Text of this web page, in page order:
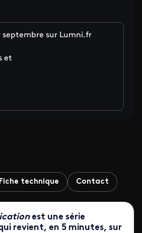
septembre sur Lumni.fr
et
: 10 nouveaux épisodes pour les élèves
Explication : 10 nouveaux épisodes pour les
Explication : 10 nouveaux épisodes pour
Fiche technique Contact
est une série
revient, en 5 minutes, sur